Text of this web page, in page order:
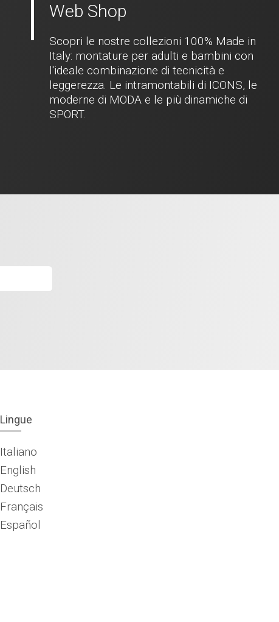
Web Shop
Scopri le nostre collezioni 100% Made in
Italy: montature per adulti e bambini con
l'ideale combinazione di tecnicità e
leggerezza. Le intramontabili di ICONS, le
moderne di MODA e le più dinamiche di
SPORT.
Lingue
Italiano
English
Deutsch
Français
Español